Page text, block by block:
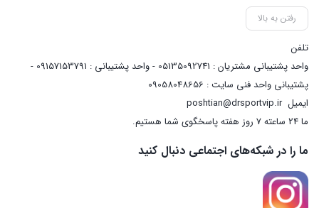
رفتن به بالا
تلفن
واحد پشتیبانی مشتریان : 05135092741 - واحد پشتیبانی : 09157153791 -
پشتیبانی واحد فنی سایت : 09058048656
ایمیلposhtian@drsportvip.ir
ما 24 ساعته 7 روز هفته پاسخگوی شما هستیم.
ما را در شبکه‌های اجتماعی دنبال کنید